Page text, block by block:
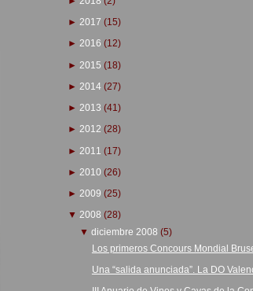
► 2017 (15)
► 2016 (12)
► 2015 (18)
► 2014 (27)
► 2013 (41)
► 2012 (28)
► 2011 (17)
► 2010 (26)
► 2009 (25)
▼ 2008 (28)
▼ diciembre 2008 (5)
Los primeros Concours Mondial
Una “salida anunciada”. La DO